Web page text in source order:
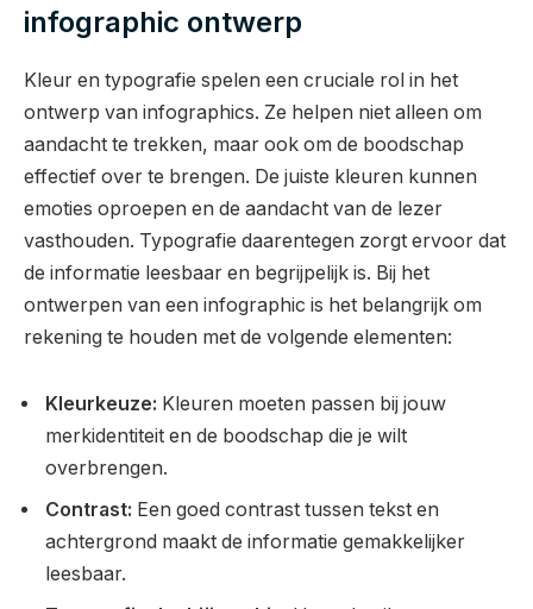
infographic ontwerp
Kleur en typografie spelen een cruciale rol in het
ontwerp van infographics. Ze helpen niet alleen om
aandacht te trekken, maar ook om de boodschap
effectief over te brengen. De juiste kleuren kunnen
emoties oproepen en de aandacht van de lezer
vasthouden. Typografie daarentegen zorgt ervoor dat
de informatie leesbaar en begrijpelijk is. Bij het
ontwerpen van een infographic is het belangrijk om
rekening te houden met de volgende elementen:
Kleurkeuze: Kleuren moeten passen bij jouw
merkidentiteit en de boodschap die je wilt
overbrengen.
Contrast: Een goed contrast tussen tekst en
achtergrond maakt de informatie gemakkelijker
leesbaar.